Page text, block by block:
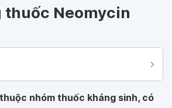
thuốc Neomycin
nhóm thuốc kháng sinh, có